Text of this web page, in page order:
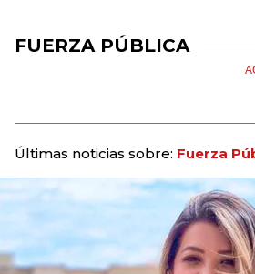
FUERZA PÚBLICA
Últimas noticias sobre: Fuerza